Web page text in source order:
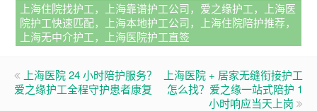
上海住院找护工，上海靠谱护工公司，爱之缘护工，上海医
院护工快速匹配，上海本地护工公司，上海住院陪护推荐，
上海无中介护工，上海医院护工直签
上海医院 24 小时陪护服务？
爱之缘护工全程守护患者康复
上海医院 + 居家无缝衔接护工
怎么找？爱之缘一站式陪护 1
小时响应当天上岗